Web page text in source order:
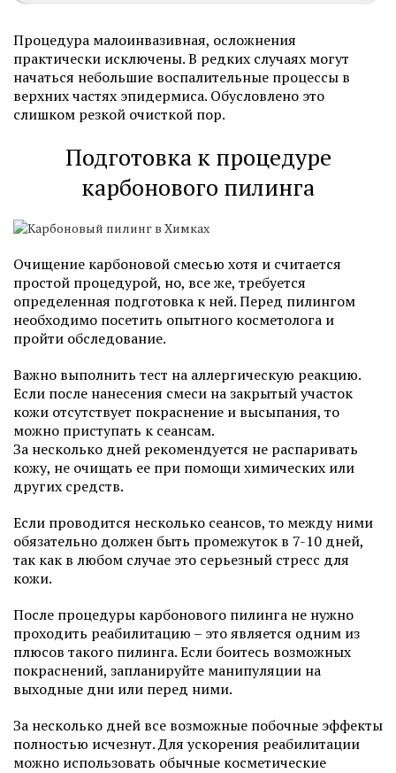
Процедура малоинвазивная, осложнения
практически исключены. В редких случаях могут
начаться небольшие воспалительные процессы в
верхних частях эпидермиса. Обусловлено это
слишком резкой очисткой пор.
Подготовка к процедуре
карбонового пилинга
Очищение карбоновой смесью хотя и считается
простой процедурой, но, все же, требуется
определенная подготовка к ней. Перед пилингом
необходимо посетить опытного косметолога и
пройти обследование.
Важно выполнить тест на аллергическую реакцию.
Если после нанесения смеси на закрытый участок
кожи отсутствует покраснение и высыпания, то
можно приступать к сеансам.
За несколько дней рекомендуется не распаривать
кожу, не очищать ее при помощи химических или
других средств.
Если проводится несколько сеансов, то между ними
обязательно должен быть промежуток в 7-10 дней,
так как в любом случае это серьезный стресс для
кожи.
После процедуры карбонового пилинга не нужно
проходить реабилитацию – это является одним из
плюсов такого пилинга. Если боитесь возможных
покраснений, запланируйте манипуляции на
выходные дни или перед ними.
За несколько дней все возможные побочные эффекты
полностью исчезнут. Для ускорения реабилитации
можно использовать обычные косметические